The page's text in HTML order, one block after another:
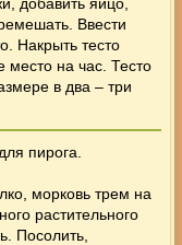
Ввести
Накрыть тесто
место на час. Тесто
в два – три
пирога.
морковь трем на
растительного
Посолить,